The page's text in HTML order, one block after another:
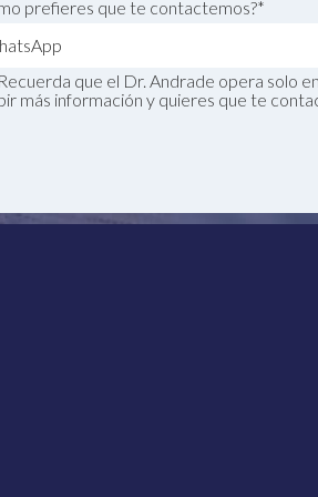
prefieres que te contactemos?*
Recuerda que el Dr. Andrade opera solo
más información y quieres que te
Un